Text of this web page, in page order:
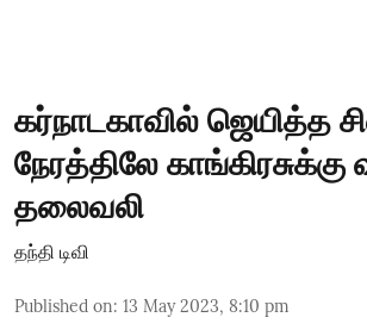
கர்நாடகாவில் ஜெயித்த
நேரத்திலே
தலைவலி
தந்தி டிவி
Published on: 13 May 2023, 8:10 pm